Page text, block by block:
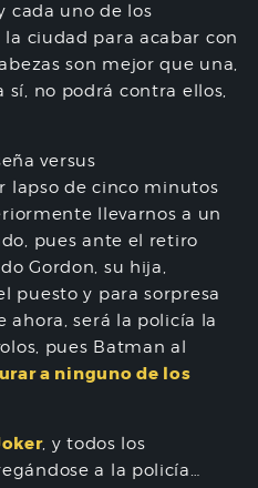
cada uno de los
la ciudad para acabar con
son mejor que una,
no podrá contra ellos,
lapso de cinco minutos
llevarnos a un
pues ante el retiro
Gordon, su hija,
puesto y para sorpresa
ahora, será la policía la
pues Batman al
a ninguno de los
, y todos los
a la policía…